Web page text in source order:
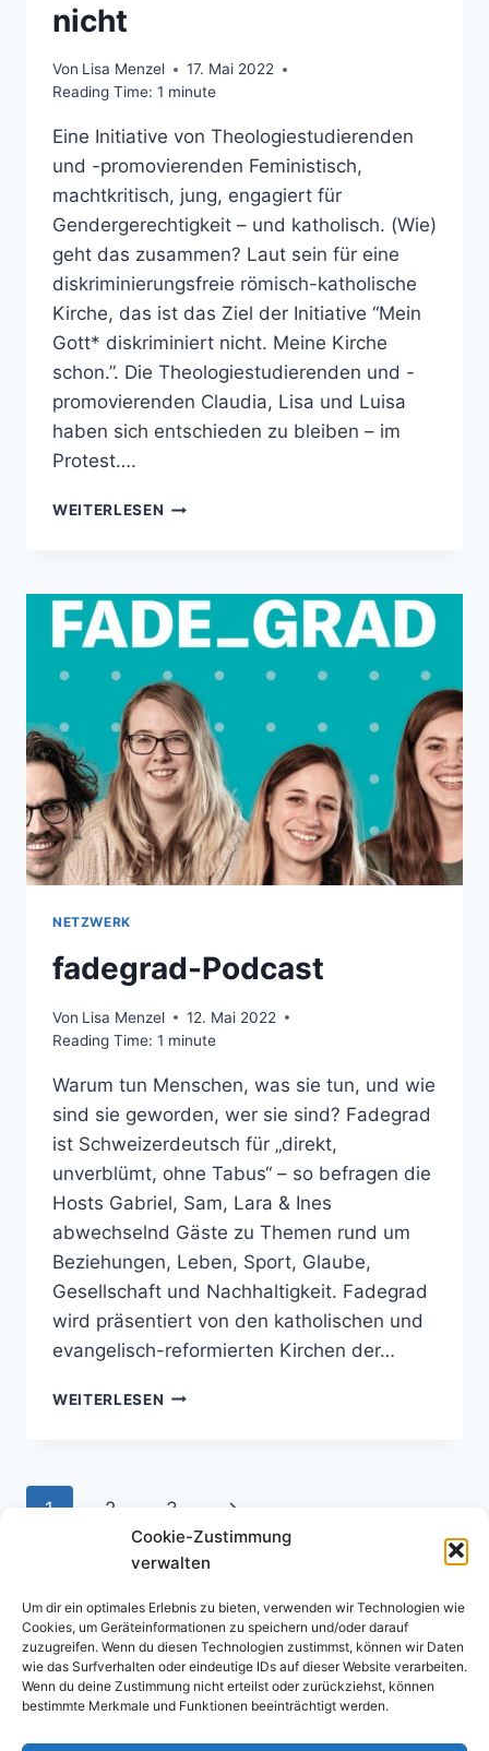
Cookie-Zustimmung
verwalten
Um dir ein optimales Erlebnis zu bieten, verwenden wir Technologien wie
Cookies, um Geräteinformationen zu speichern und/oder darauf
zuzugreifen. Wenn du diesen Technologien zustimmst, können wir Daten
wie das Surfverhalten oder eindeutige IDs auf dieser Website verarbeiten.
Wenn du deine Zustimmung nicht erteilst oder zurückziehst, können
bestimmte Merkmale und Funktionen beeinträchtigt werden.
nicht
Von Lisa Menzel
17. Mai 2022
Reading Time: 1 minute
Eine Initiative von Theologiestudierenden
und -promovierenden Feministisch,
machtkritisch, jung, engagiert für
Gendergerechtigkeit – und katholisch. (Wie)
geht das zusammen? Laut sein für eine
diskriminierungsfreie römisch-katholische
Kirche, das ist das Ziel der Initiative “Mein
Gott* diskriminiert nicht. Meine Kirche
schon.”. Die Theologiestudierenden und -
promovierenden Claudia, Lisa und Luisa
haben sich entschieden zu bleiben – im
Protest….
WEITERLESEN MEIN
NETZWERK
fadegrad-Podcast
Von Lisa Menzel
12. Mai 2022
Reading Time: 1 minute
Warum tun Menschen, was sie tun, und wie
sind sie geworden, wer sie sind? Fadegrad
ist Schweizerdeutsch für „direkt,
unverblümt, ohne Tabus“ – so befragen die
Hosts Gabriel, Sam, Lara & Ines
abwechselnd Gäste zu Themen rund um
Beziehungen, Leben, Sport, Glaube,
Gesellschaft und Nachhaltigkeit. Fadegrad
wird präsentiert von den katholischen und
evangelisch-reformierten Kirchen der…
WEITERLESEN FADEGRAD-
Seitennavigation
1 2 3
Nächste
Seite